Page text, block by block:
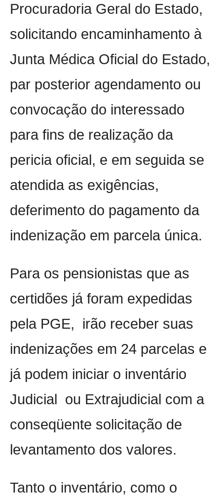
Procuradoria Geral do Estado,
solicitando encaminhamento à
Junta Médica Oficial do Estado,
par posterior agendamento ou
convocação do interessado
para fins de realização da
pericia oficial, e em seguida se
atendida as exigências,
deferimento do pagamento da
indenização em parcela única.
Para os pensionistas que as
certidões já foram expedidas
pela PGE, irão receber suas
indenizações em 24 parcelas e
já podem iniciar o inventário
Judicial ou Extrajudicial com a
conseqüente solicitação de
levantamento dos valores.
Tanto o inventário, como o